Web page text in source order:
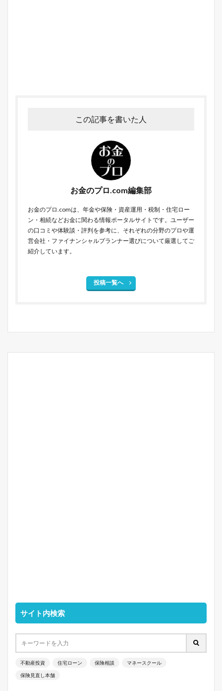
この記事を書いた人
お金のプロ.com編集部
お金のプロ.comは、年金や保険・資産運用・税制・住宅ロー
ン・相続などお金に関わる情報ポータルサイトです。ユーザー
の口コミや体験談・評判を参考に、それぞれの分野のプロや運
営会社・ファイナンシャルプランナー選びについて厳選してご
紹介しています。
投稿一覧へ
サイト内検索
不動産投資 住宅ローン 保険相談 マネースクール
保険見直し本舗